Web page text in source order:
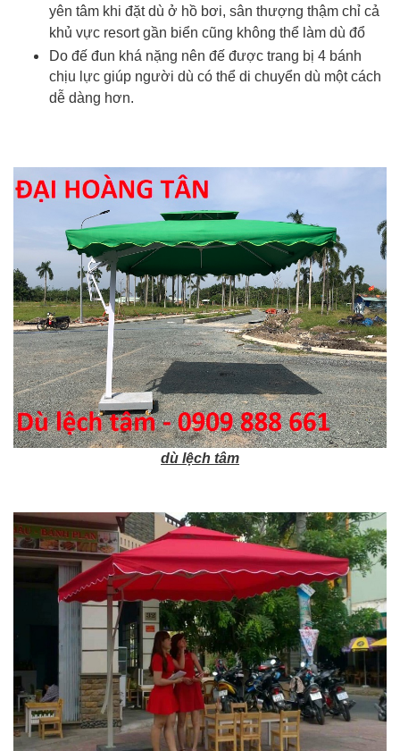
yên tâm khi đặt dù ở hồ bơi, sân thượng thậm chỉ cả
khủ vực resort gần biển cũng không thể làm dù đổ
Do đế đun khá nặng nên đế được trang bị 4 bánh
chịu lực giúp người dù có thể di chuyển dù một cách
dễ dàng hơn.
dù lệch tâm